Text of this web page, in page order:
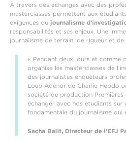
À travers des échanges avec des
masterclasses permettent aux
exigences du journalisme
responsabilités et ses enjeux. Une
journalisme de terrain, de rigueur et de
« Pendant deux jours et comme
organise les masterclasses de
des journalistes enquêteurs
Loup Adénor de Charlie Hebdo
société de production Premières
échanger avec nos étudiants
fondamentale du journalisme qui
Sacha Balit, Directeur de l'EFJ